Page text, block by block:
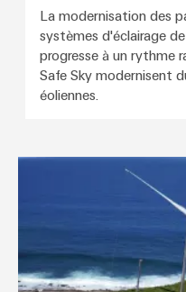
La modernisation des
systèmes d'éclairage
progresse à un rythme
Safe Sky modernisent
éoliennes.